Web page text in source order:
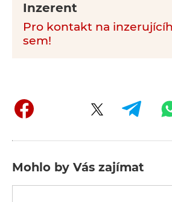
Inzerent
Pro kontakt na
sem!
Mohlo by Vás zajímat